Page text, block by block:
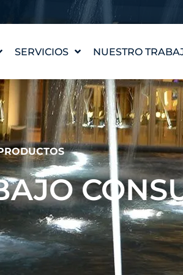
SERVICIOS
DISEÑO DE FUENTES
WATERLAB™
PRODUCTOS Y
ASISTENCIA TÉCNICA
NUESTRO